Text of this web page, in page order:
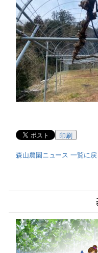
印刷
森山農園ニュース 一覧に